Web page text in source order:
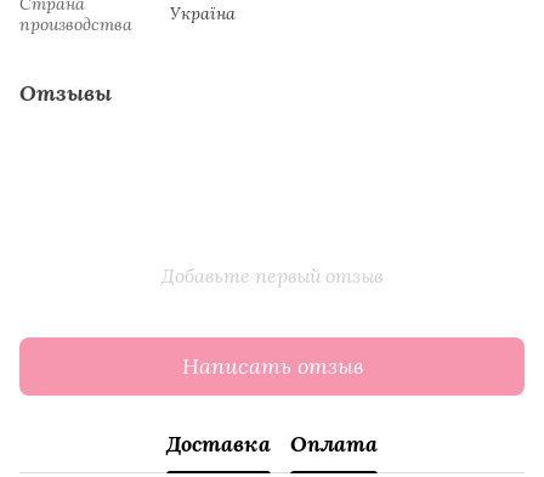
производства
Україна
Отзывы
Добавьте первый отзыв
Написать отзыв
Доставка Оплата